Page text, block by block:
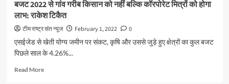
आश्वासन
बजट 2022 से गांव गरीब किसान को नहीं बल्कि कॉरपोरेट मित्रों को होगा
लाभ: राकेश टिकैत
टीम राष्ट्र संत न्यूज February 1, 2022
0
एसईजेड से खेती योग्य जमीन पर संकट, कृषि और उससे जुड़े हुए क्षेत्रों का कुल बजट
पिछले साल के 4.26%...
Read MoreRead